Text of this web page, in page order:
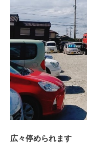
広々停められます